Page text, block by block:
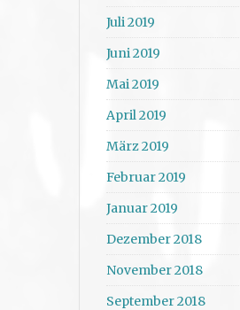
Juli 2019
Juni 2019
Mai 2019
April 2019
März 2019
Februar 2019
Januar 2019
Dezember 2018
November 2018
September 2018